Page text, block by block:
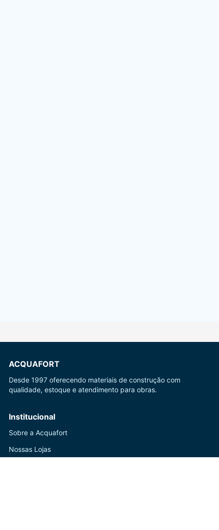
ACQUAFORT
Desde 1997 oferecendo materiais de construção com
qualidade, estoque e atendimento para obras.
Institucional
Sobre a Acquafort
Nossas Lojas